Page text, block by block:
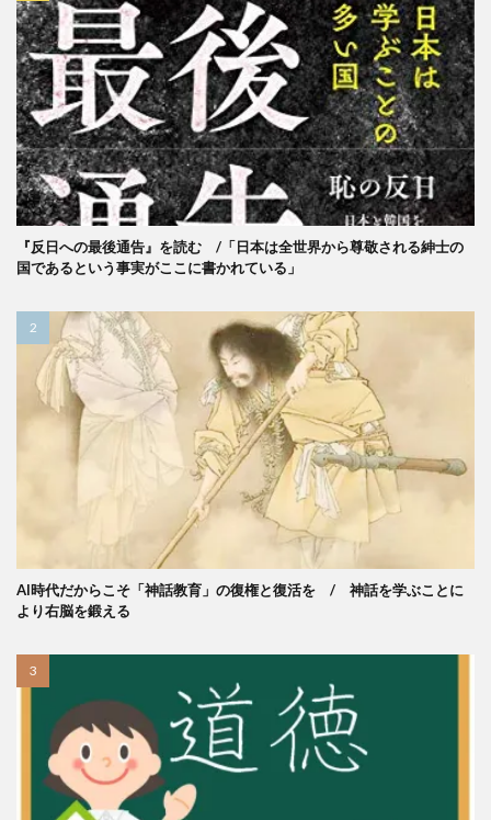
『反日への最後通告』を読む /「日本は全世界から尊敬される紳士の
国であるという事実がここに書かれている」
AI時代だからこそ「神話教育」の復権と復活を / 神話を学ぶことに
より右脳を鍛える